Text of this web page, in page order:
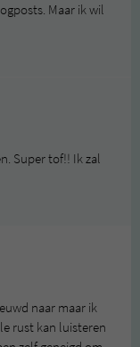
Maar ik wil
Super tof!! Ik zal
naar maar ik
rust kan luisteren